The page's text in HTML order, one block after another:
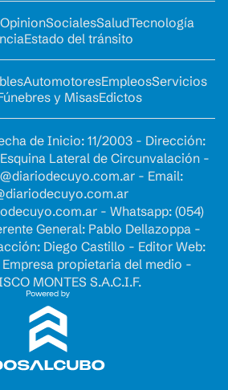
OpinionSocialesSaludTecnología
Estado del tránsito
AutomotoresEmpleosServicios
y MisasEdictos
de Inicio: 11/2003 - Dirección:
Lateral de Circunvalación -
- Email:
- Whatsapp: (054)
General: Pablo Dellazoppa -
Diego Castillo - Editor Web:
propietaria del medio -
MONTES S.A.C.I.F.